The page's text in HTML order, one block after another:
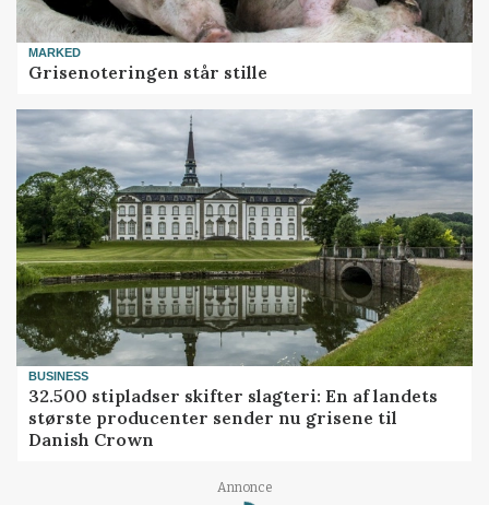
MARKED
Grisenoteringen står stille
BUSINESS
32.500 stipladser skifter slagteri: En af landets
største producenter sender nu grisene til
Danish Crown
Annonce